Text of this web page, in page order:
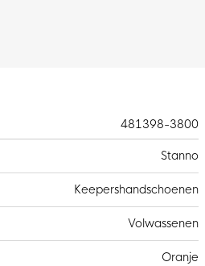
481398-3800
Stanno
Keepershandschoenen
Volwassenen
Oranje